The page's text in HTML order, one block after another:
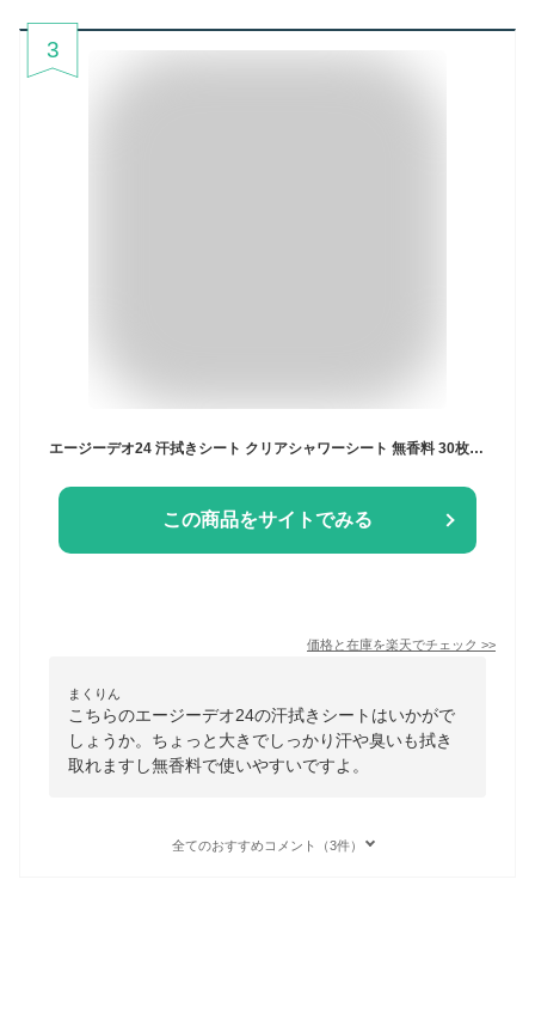
3
エージーデオ24 汗拭きシート クリアシャワーシート 無香料 30枚入 ちょっと大きめサイズ
この商品をサイトでみる
価格と在庫を楽天でチェック >>
まくりん
こちらのエージーデオ24の汗拭きシートはいかがで
しょうか。ちょっと大きでしっかり汗や臭いも拭き
取れますし無香料で使いやすいですよ。
全てのおすすめコメント（3件）